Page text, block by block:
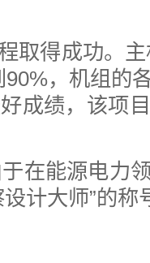
得成功。主
，机组的
成绩，该项
能源电力
计大师”的称